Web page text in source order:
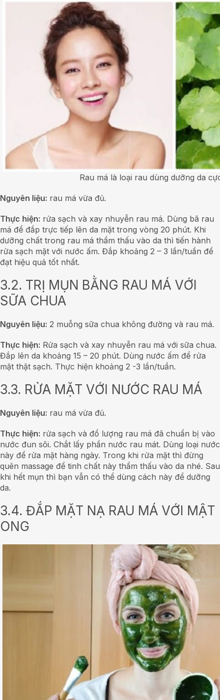
Rau má là loại rau dùng dưỡng da
Nguyên liệu: rau má vừa đủ.
Thực hiện: rửa sạch và xay nhuyễn rau má. Dùng bã rau
má để đắp trực tiếp lên da mặt trong vòng 20 phút. Khi
dưỡng chất trong rau má thẩm thấu vào da thì tiến hành
rửa sạch mặt với nước ấm. Đắp khoảng 2 – 3 lần/tuần để
đạt hiệu quả tốt nhất.
3.2. TRỊ MỤN BẰNG RAU MÁ VỚI
SỮA CHUA
Nguyên liệu: 2 muỗng sữa chua không đường và rau má.
Thực hiện: Rửa sạch và xay nhuyễn rau má với sữa chua.
Đắp lên da khoảng 15 – 20 phút. Dùng nước ấm để rửa
mặt thật sạch. Thực hiện khoảng 2 -3 lần/tuần.
3.3. RỬA MẶT VỚI NƯỚC RAU MÁ
Nguyên liệu: rau má vừa đủ.
Thực hiện: rửa sạch và đổ lượng rau má đã chuẩn bị vào
nước đun sôi. Chắt lấy phần nước rau mát. Dùng loại nước
này để rửa mặt hàng ngày. Trong khi rửa mặt thì đừng
quên massage để tinh chất này thẩm thấu vào da nhé. Sau
khi hết mụn thì bạn vẫn có thể dùng cách này để dưỡng
da.
3.4. ĐẮP MẶT NẠ RAU MÁ VỚI MẬT
ONG